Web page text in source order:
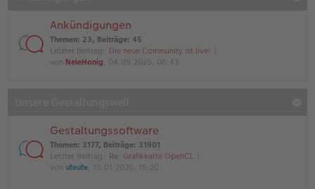
Ankündigungen
Themen: 23, Beiträge: 45
Letzter Beitrag: Die neue Community ist live!
von NeleHonig, 04.09.2025, 08:43
Gestaltungssoftware
Themen: 3177, Beiträge: 31901
Letzter Beitrag: Re: Grafikkarte OpenCL
von ufeufe, 15.01.2026, 15:20